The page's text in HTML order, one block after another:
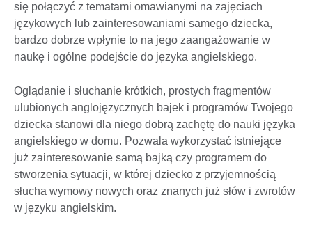
się połączyć z tematami omawianymi na zajęciach
językowych lub zainteresowaniami samego dziecka,
bardzo dobrze wpłynie to na jego zaangażowanie w
naukę i ogólne podejście do języka angielskiego.
Oglądanie i słuchanie krótkich, prostych fragmentów
ulubionych anglojęzycznych bajek i programów Twojego
dziecka stanowi dla niego dobrą zachętę do nauki języka
angielskiego w domu. Pozwala wykorzystać istniejące
już zainteresowanie samą bajką czy programem do
stworzenia sytuacji, w której dziecko z przyjemnością
słucha wymowy nowych oraz znanych już słów i zwrotów
w języku angielskim.